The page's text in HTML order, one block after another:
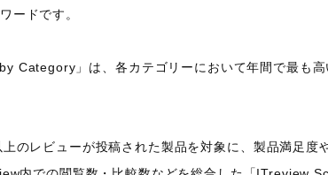
ードです。
Category」は、各カテゴリーにおいて年間で最も
レビューが投稿された製品を対象に、製品満足度